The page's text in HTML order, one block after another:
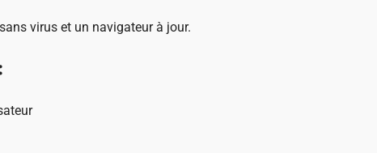
virus et un navigateur à jour.